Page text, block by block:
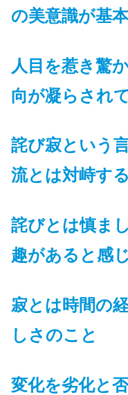
の美意識が基本
人目を惹き驚
向が凝らされ
詫び寂という
流とは対峙す
詫びとは慎ま
趣があると感
寂とは時間の
しさのこと
変化を劣化と